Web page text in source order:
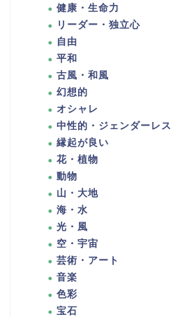
健康・生命力
リーダー・独立心
自由
平和
古風・和風
幻想的
オシャレ
中性的・ジェンダーレス
縁起が良い
花・植物
動物
山・大地
海・水
光・風
空・宇宙
芸術・アート
音楽
色彩
宝石